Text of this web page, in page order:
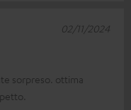
sorpreso. ottima
02/11/2024